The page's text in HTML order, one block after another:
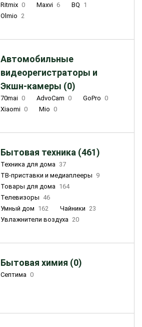
Ritmix 0 Maxvi 6 BQ 1
Olmio 2
Автомобильные
видеорегистраторы и
Экшн-камеры (0)
70mai 0 AdvoCam 0 GoPro 0
Xiaomi 0 Mio 0
Бытовая техника (461)
Техника для дома 37
ТВ-приставки и медиаплееры 9
Товары для дома 164
Телевизоры 46
Умный дом 162 Чайники 23
Увлажнители воздуха 20
Бытовая химия (0)
Септима 0